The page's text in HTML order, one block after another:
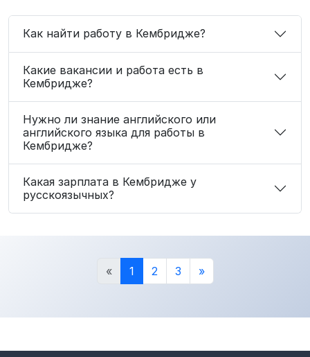
Как найти работу в Кембридже?
Какие вакансии и работа есть в
Кембридже?
Нужно ли знание английского или
английского языка для работы в
Кембридже?
Какая зарплата в Кембридже у
русскоязычных?
« 1 2 3 »